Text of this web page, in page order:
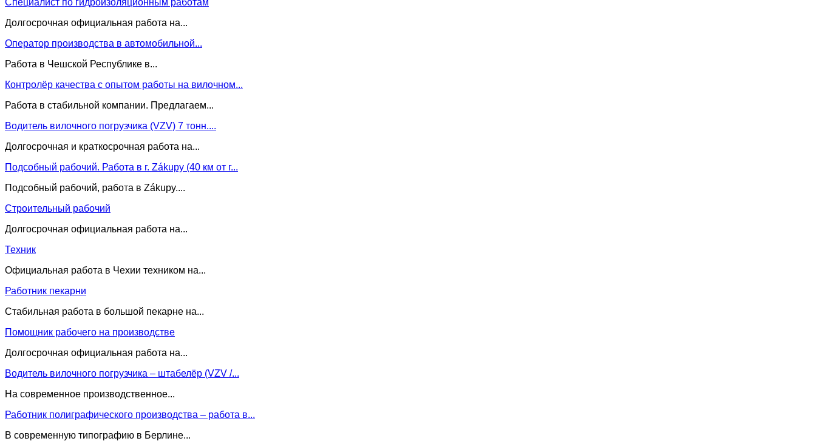
Долгосрочная официальная работа на...
Оператор производства в автомобильной...
Работа в Чешской Республике в...
Контролёр качества с опытом работы на вилочном...
Работа в стабильной компании. Предлагаем...
Водитель вилочного погрузчика (VZV) 7 тонн....
Долгосрочная и краткосрочная работа на...
Подсобный рабочий. Работа в г. Zákupy (40 км от г...
Подсобный рабочий, работа в Zákupy....
Строительный рабочий
Долгосрочная официальная работа на...
Техник
Официальная работа в Чехии техником на...
Работник пекарни
Стабильная работа в большой пекарне на...
Помощник рабочего на производстве
Долгосрочная официальная работа на...
Водитель вилочного погрузчика – штабелёр (VZV /...
На современное производственное...
Работник полиграфического производства – работа в...
В современную типографию в Берлине...